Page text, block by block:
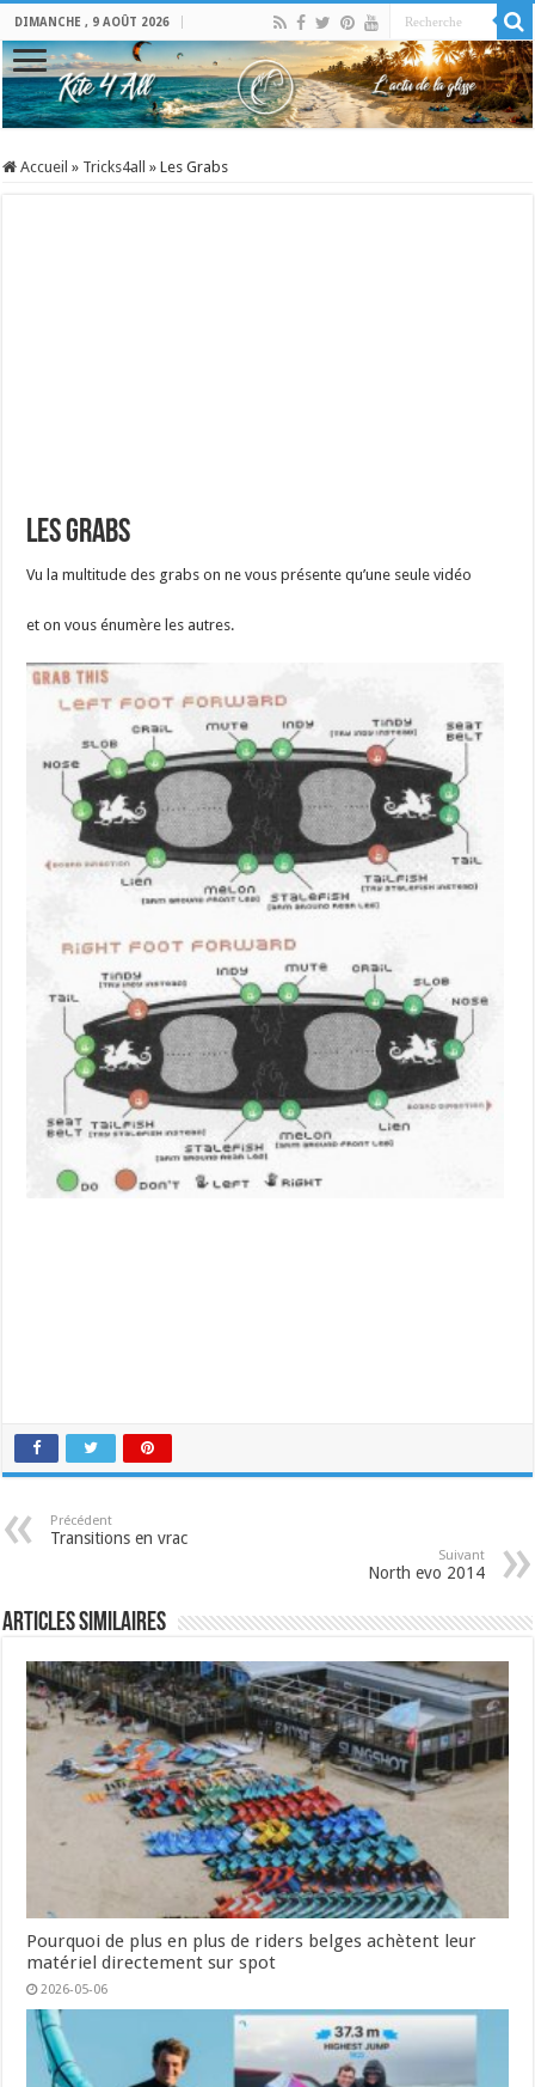
DIMANCHE , 9 AOÛT 2026
Accueil » Tricks4all » Les Grabs
Les Grabs
Vu la multitude des grabs on ne vous présente qu’une seule vidéo
et on vous énumère les autres.
Précédent
Transitions en vrac
Suivant
North evo 2014
Articles similaires
Pourquoi de plus en plus de riders belges achètent leur
matériel directement sur spot
2026-05-06